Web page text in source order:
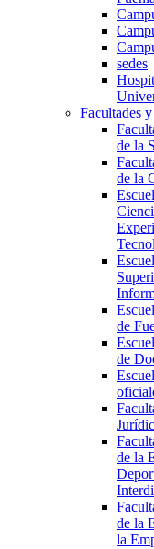
sedes
Facultades
de la
de la
de
de
de la
de la
la